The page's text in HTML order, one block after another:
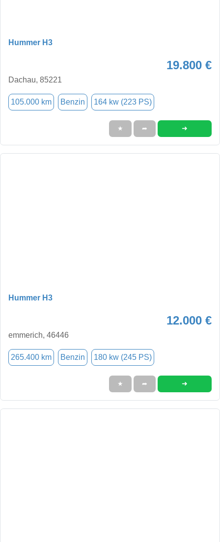
Hummer H3
19.800 €
Dachau, 85221
105.000 km Benzin 164 kw (223 PS)
★ ➦ ➜
Hummer H3
12.000 €
emmerich, 46446
265.400 km Benzin 180 kw (245 PS)
★ ➦ ➜